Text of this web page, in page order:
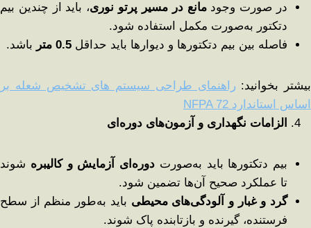
در صورت وجودمانع در مسیر پرتو نوری، باید از چندین بیم
دتکتور به‌صورت مکمل استفاده شود.
فاصله بین بیم دتکتورها و دیوارها باید حداقل 0.5 متر باشد.
بیشتر بخوانید: راهنمای طراحی سیستم ‌های تشخیص شعله بر
اساس استاندارد NFPA 72
الزامات نگهداری و آزمون‌های دوره‌ای
بیم دتکتورها باید به‌صورت دوره‌ای آزمایش و کالیبره شوند
تا عملکرد صحیح آن‌ها تضمین شود.
گرد و غبار و آلودگی‌های محیطی باید به‌طور منظم از سطح
فرستنده، گیرنده و بازتابنده پاک شوند.